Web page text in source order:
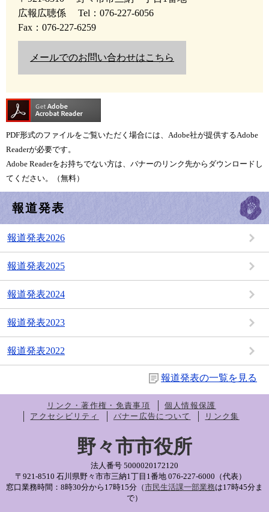
広報広聴係
Tel：076-227-6056
Fax：076-227-6259
メールでのお問い合わせはこちら
PDF形式のファイルをご覧いただく場合には、Adobe社が提供するAdobe
Readerが必要です。
Adobe Readerをお持ちでない方は、バナーのリンク先からダウンロードし
てください。（無料）
報道発表
報道発表2026
報道発表2025
報道発表2024
報道発表2023
報道発表2022
報道発表の一覧を見る
リンク・著作権・免責事項
個人情報保護
アクセシビリティ
バナー広告について リンク集
野々市市役所
法人番号 5000020172120
〒921-8510 石川県野々市市三納1丁目1番地 076-227-6000（代表）
窓口業務時間：8時30分から17時15分（市民生活課一部業務は17時45分ま
で）